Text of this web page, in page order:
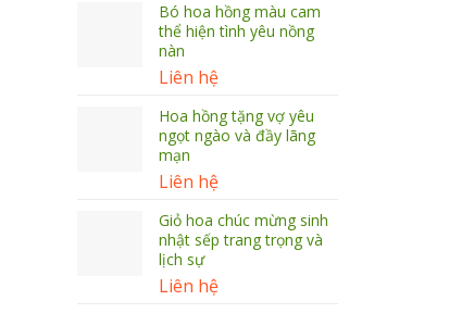
Bó hoa hồng màu cam
thể hiện tình yêu nồng
nàn
Liên hệ
Hoa hồng tặng vợ yêu
ngọt ngào và đầy lãng
mạn
Liên hệ
Giỏ hoa chúc mừng sinh
nhật sếp trang trọng và
lịch sự
Liên hệ